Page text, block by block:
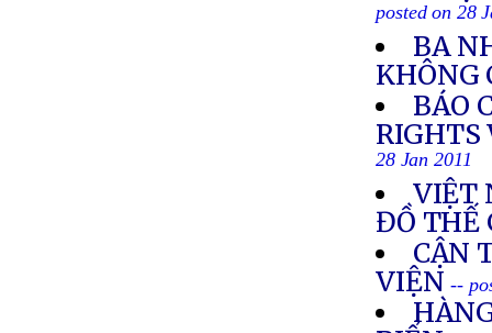
posted on 28
BA
KHÔNG
BÁO
RIGHTS
28 Jan 2011
VIỆT
ĐỒ THẾ
CẬN
VIỆN--